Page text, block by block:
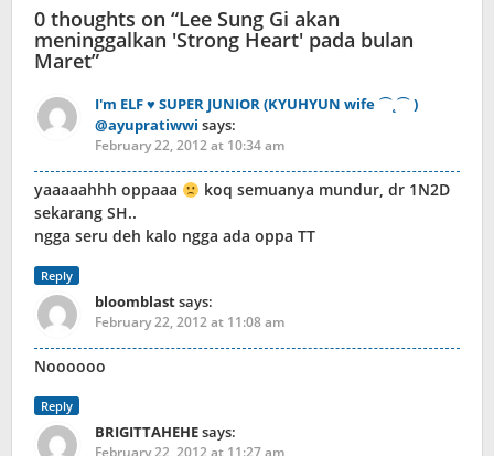
0 thoughts on “Lee Sung Gi akan
meninggalkan 'Strong Heart' pada bulan
Maret”
I'm ELF ♥ SUPER JUNIOR (KYUHYUN wife ⌒˛⌒ )
@ayupratiwwi says:
February 22, 2012 at 10:34 am
yaaaaahhh oppaaa
koq semuanya mundur, dr 1N2D
sekarang SH..
ngga seru deh kalo ngga ada oppa TT
Reply
bloomblastsays:
February 22, 2012 at 11:08 am
Noooooo
Reply
BRIGITTAHEHEsays: